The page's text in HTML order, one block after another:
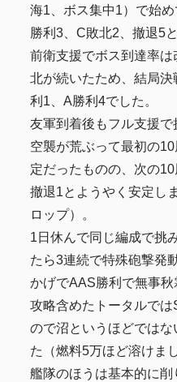
海1、ボス集中1）で始
勝利3、C敗北2、撤退5
前衛支援でボス到達率
北が続いたため、結局
利1、A勝利4でした。
友軍到着後もフル支援
空襲が荒ぶって最初の
定だったものの、次の
撤退1とようやく安定し
ロップ）。
1日休んで同じ編成で挑
たら3連続で特殊砲撃発
かげでAAS勝利で無事秋
攻略含めたトータルで
ので沼というほどでは
た（燃料5万ほど溶けま
艦隊のほうは基本的に